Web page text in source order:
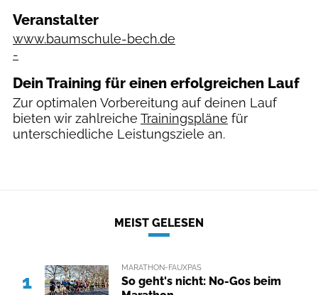
Veranstalter
www.baumschule-bech.de
-
Dein Training für einen erfolgreichen Lauf
Zur optimalen Vorbereitung auf deinen Lauf
bieten wir zahlreiche Trainingspläne für
unterschiedliche Leistungsziele an.
MEIST GELESEN
1
MARATHON-FAUXPAS
So geht's nicht: No-Gos beim